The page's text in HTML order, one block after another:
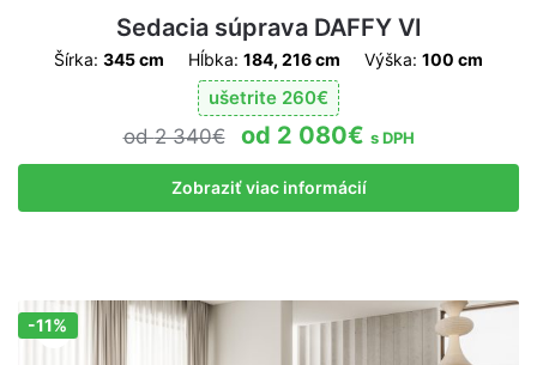
Sedacia súprava DAFFY VI
Šírka: 345 cm Hĺbka: 184, 216 cm Výška: 100 cm
ušetrite 260€
2 340€ 2 080€ s DPH
Zobraziť viac informácií
Zľava!
-11%